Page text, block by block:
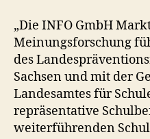
„Die INFO GmbH
Meinungsforschung
des
Sachsen und mit der
Landesamtes für
repräsentative
weiterführenden